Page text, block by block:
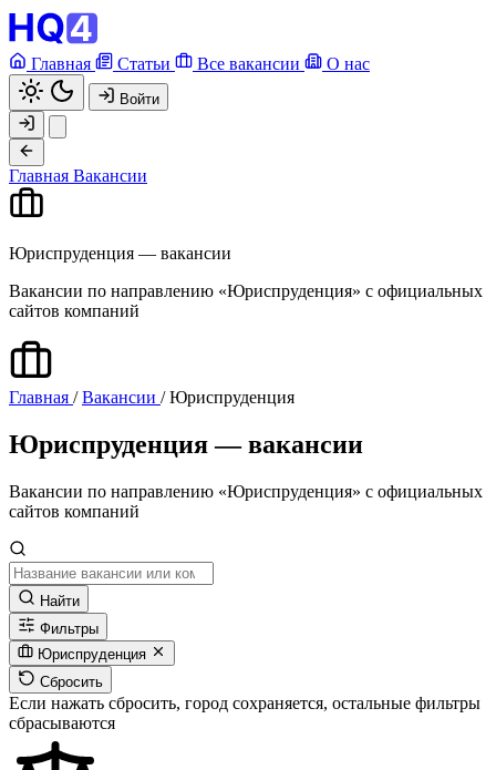
Главная Статьи Все вакансии О нас
Войти
Главная Вакансии
Юриспруденция — вакансии
Вакансии по направлению «Юриспруденция» с официальных
сайтов компаний
Главная / Вакансии / Юриспруденция
Юриспруденция — вакансии
Вакансии по направлению «Юриспруденция» с официальных
сайтов компаний
Найти
Фильтры
Юриспруденция
Сбросить
Если нажать сбросить, город сохраняется, остальные фильтры
сбрасываются